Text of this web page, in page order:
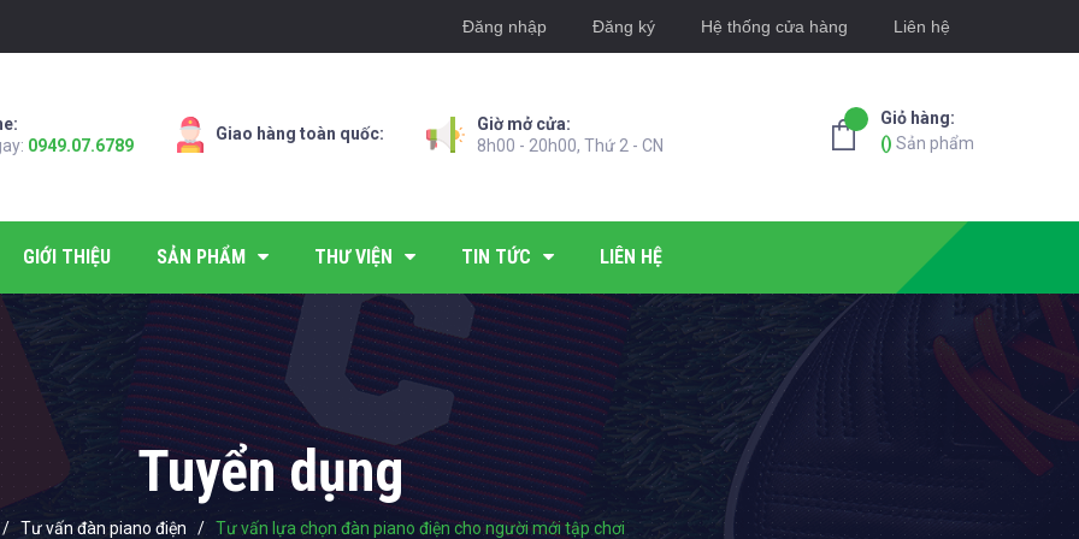
Đăng nhập Đăng ký Hệ thống cửa hàng Liên hệ
0949.07.6789
Giao hàng toàn quốc:
Giờ mở cửa:
8h00 - 20h00, Thứ 2 - CN
Giỏ hàng:
() Sản phẩm
GIỚI THIỆU SẢN PHẨM THƯ VIỆN TIN TỨC LIÊN HỆ
Tuyển dụng
/ Tư vấn đàn piano điện / Tư vấn lựa chọn đàn piano điện cho người mới tập chơi